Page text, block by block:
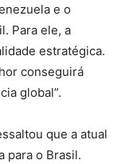
e o
Para ele, a
estratégica.
conseguirá
global”.
que a atual
para o Brasil.